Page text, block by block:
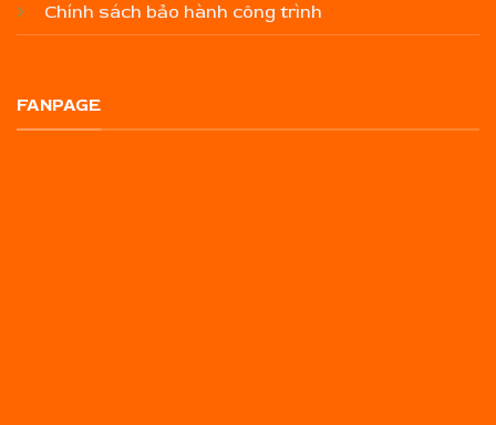
Chính sách bảo hành công trình
FANPAGE